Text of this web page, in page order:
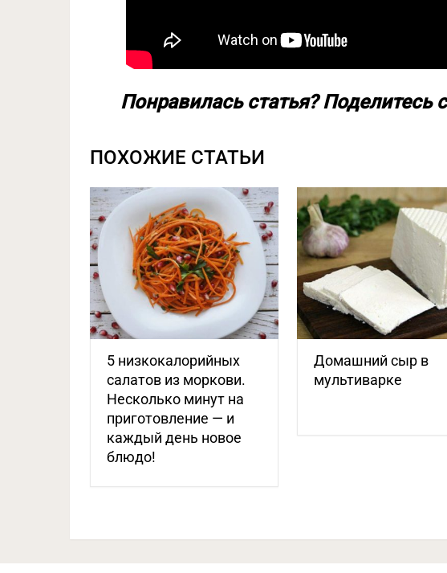
Понравилась статья? Поделитесь
ПОХОЖИЕ СТАТЬИ
5 низкокалорийных
салатов из моркови.
Несколько минут на
приготовление — и
каждый день новое
блюдо!
Домашний сыр в
мультиварке